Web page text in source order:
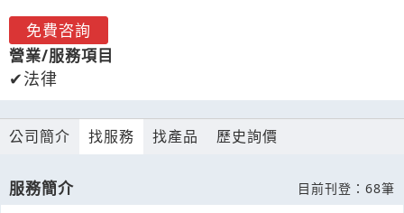
免費咨詢
營業/服務項目
法律
公司簡介 找服務 找產品 歷史詢價
服務簡介 目前刊登：68筆